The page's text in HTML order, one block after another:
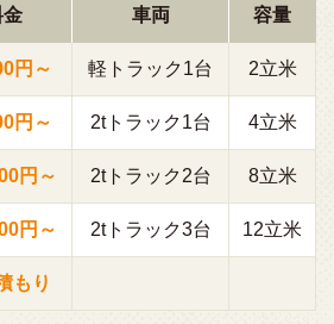
金 車両 容量
円～ 軽トラック1台 2立米
円～ 2tトラック1台 4立米
円～ 2tトラック2台 8立米
円～ 2tトラック3台 12立米
もり